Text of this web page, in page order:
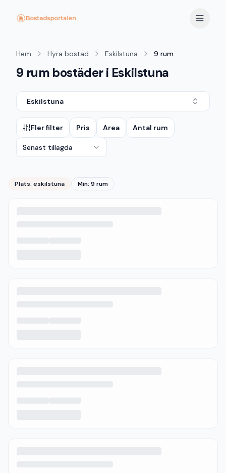
Hem Hyra bostad Eskilstuna 9 rum
9 rum bostäder i Eskilstuna
Eskilstuna
Fler filter Pris Area Antal rum
Senast tillagda
Plats: eskilstuna Min: 9 rum